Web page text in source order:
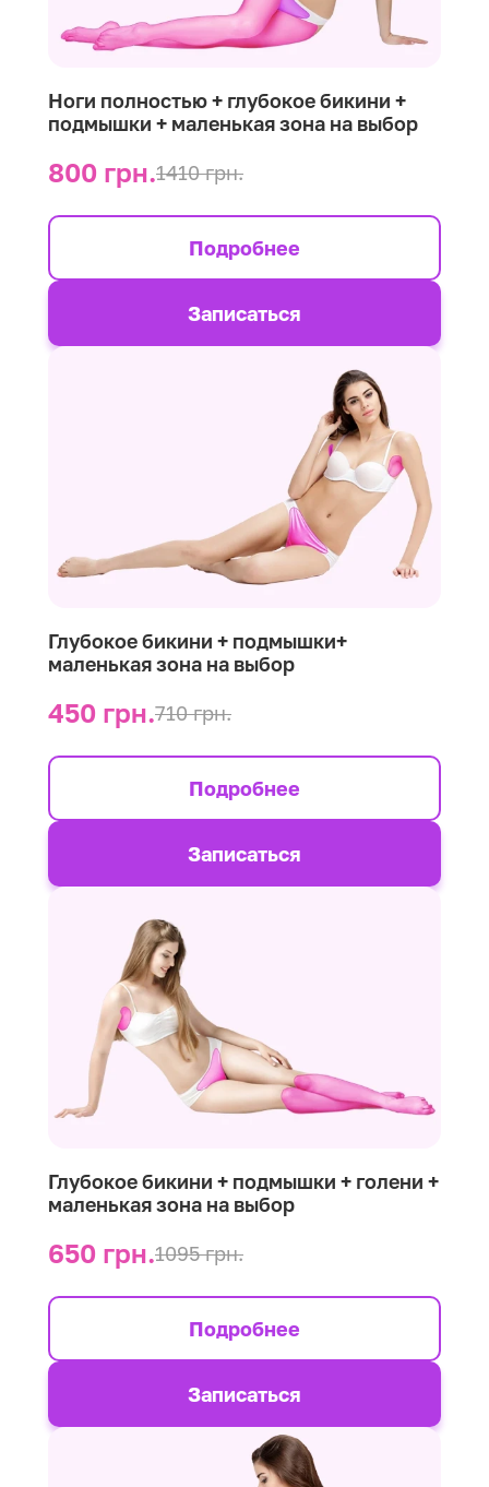
Ноги полностью + глубокое бикини +
подмышки + маленькая зона на выбор
800 грн.1410 грн.
Подробнее
Записаться
Глубокое бикини + подмышки+
маленькая зона на выбор
450 грн.710 грн.
Подробнее
Записаться
Глубокое бикини + подмышки + голени +
маленькая зона на выбор
650 грн.1095 грн.
Подробнее
Записаться